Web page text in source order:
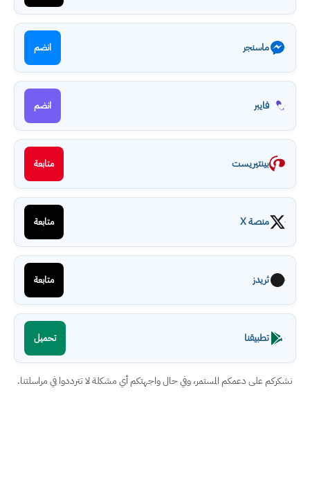
ماسنجر انضم
فايبر انضم
بينتيريست متابعة
منصة X متابعة
ثريدز متابعة
تطبيقنا تحميل
نشكركم على دعمكم المستمر، وفي حال واجهتكم أي مشكلة لا تترددوا في مراسلتنا.